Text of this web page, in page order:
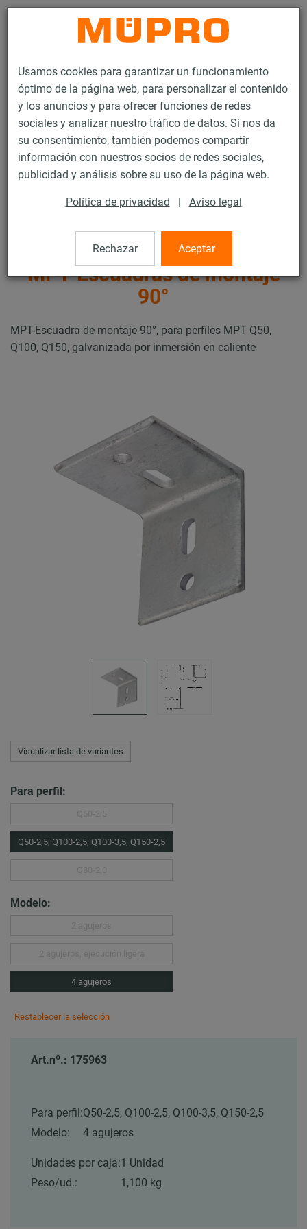
Usamos cookies para garantizar un funcionamiento
óptimo de la página web, para personalizar el contenido
y los anuncios y para ofrecer funciones de redes
sociales y analizar nuestro tráfico de datos. Si nos da
su consentimiento, también podemos compartir
información con nuestros socios de redes sociales,
publicidad y análisis sobre su uso de la página web.
Política de privacidad | Aviso legal
Rechazar Aceptar
Productos Tecnología de soportación
Fijación de ventilación
Productos galvanizados por inmersión en caliente para la fijación de
ventilación
MPT-Escuadras de montaje
90°
MPT-Escuadra de montaje 90°, para perfiles MPT Q50,
Q100, Q150, galvanizada por inmersión en caliente
Visualizar lista de variantes
Para perfil:
Q50-2,5, Q100-2,5, Q100-3,5, Q150-2,5
Modelo:
4 agujeros
Restablecer la selección
Art.nº.: 175963
Para perfil:Q50-2,5, Q100-2,5, Q100-3,5, Q150-2,5
Modelo:
4 agujeros
Unidades por caja:1 Unidad
Peso/ud.:
1,100 kg